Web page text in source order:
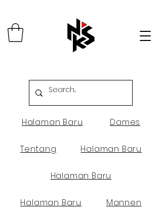
Halaman Baru Dames
Tentang Halaman Baru
Halaman Baru
Halaman Baru Mannen